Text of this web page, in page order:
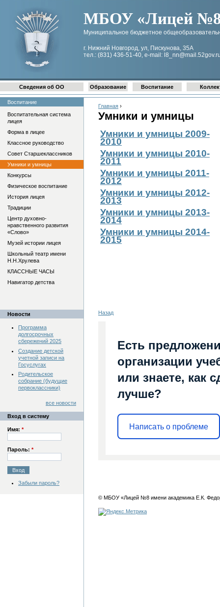
МБОУ «Лицей №8
Муниципальное бюджетное
г. Нижний Новгород, ул, Пискунова, 35А
тел.: (831) 436-51-40, e-mail:
Главная ›
Умники и умницы
Умники и умницы 2009-
2010
Умники и умницы 2010-
2011
Умники и умницы 2011-
2012
Умники и умницы 2012-
2013
Умники и умницы 2013-
2014
Умники и умницы 2014-
2015
Назад
Есть
организации
или знаете, как
лучше?
Написать о проблеме
Сведения об ОО Образование Воспитание
Воспитание
Воспитательная система
лицея
Форма в лицее
Классное руководство
Совет Старшеклассников
Умники и умницы
Конкурсы
Физическое воспитание
История лицея
Традиции
Центр духовно-
нравственного развития
«Слово»
Музей истории лицея
Школьный театр имени
Н.Н.Хрулева
КЛАССНЫЕ ЧАСЫ
Навигатор детства
Новости
Программа
долгосрочных
сбережений 2025
Создание детской
учетной записи на
Госуслугах
Родительское
собрание (будущие
первоклассники)
все новости
Вход в систему
Имя: *
Пароль: *
Забыли пароль?
© МБОУ «Лицей №8 имени академика Е.К.